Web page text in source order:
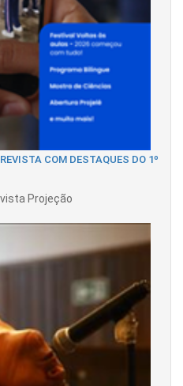
COM DESTAQUES DO 1º
Projeção